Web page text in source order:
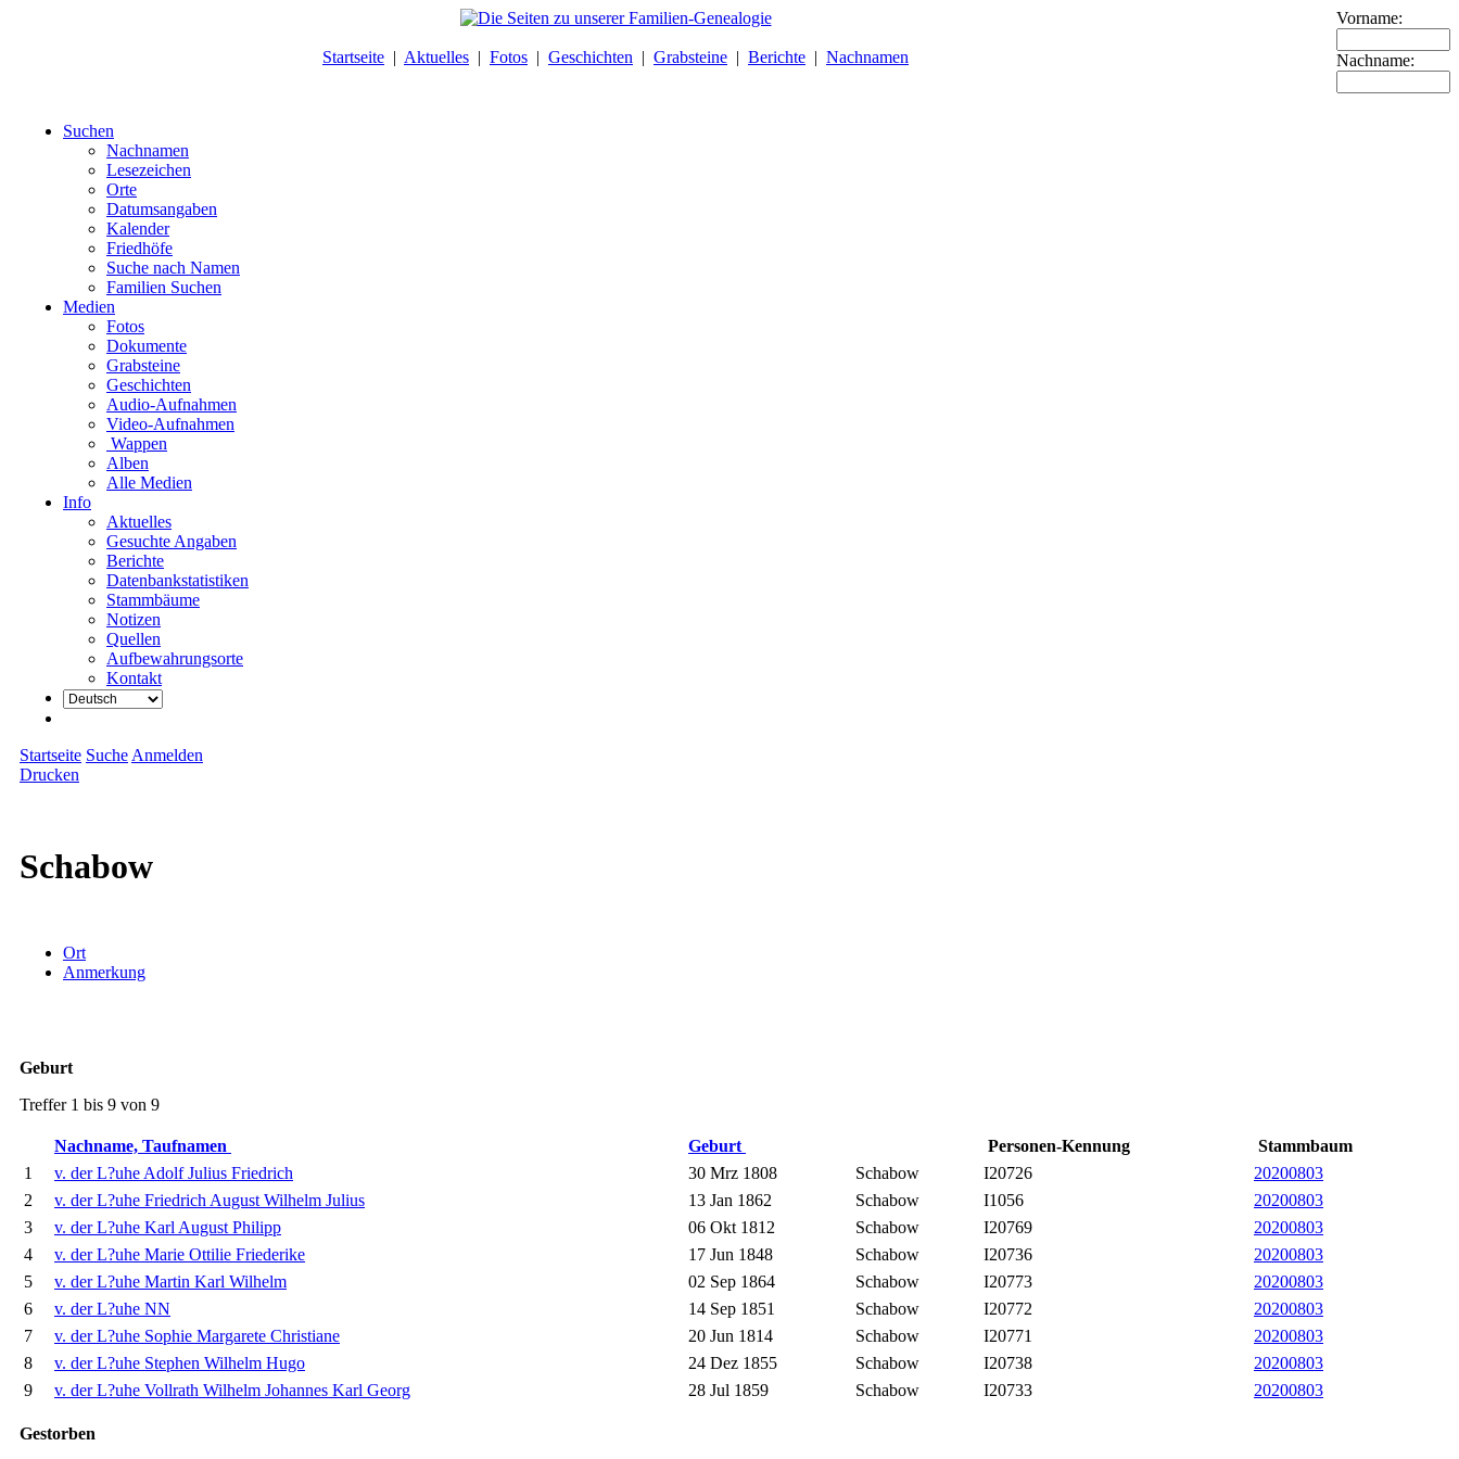
Startseite | Aktuelles | Fotos | Geschichten | Grabsteine | Berichte | Nachnamen
Vorname:
Nachname:
Suchen
Nachnamen
Lesezeichen
Orte
Datumsangaben
Kalender
Friedhöfe
Suche nach Namen
Familien Suchen
Medien
Fotos
Dokumente
Grabsteine
Geschichten
Audio-Aufnahmen
Video-Aufnahmen
Wappen
Alben
Alle Medien
Info
Aktuelles
Gesuchte Angaben
Berichte
Datenbankstatistiken
Stammbäume
Notizen
Quellen
Aufbewahrungsorte
Kontakt
Startseite Suche Anmelden
Drucken
Schabow
Ort
Anmerkung
Geburt
Treffer 1 bis 9 von 9
Nachname, Taufnamen Geburt Personen-Kennung
Stammbaum
1
v. der L?uhe Adolf Julius Friedrich 30 Mrz 1808 Schabow I20726
20200803
2
v. der L?uhe Friedrich August Wilhelm Julius 13 Jan 1862 Schabow I1056
20200803
3
v. der L?uhe Karl August Philipp 06 Okt 1812 Schabow I20769
20200803
4
v. der L?uhe Marie Ottilie Friederike 17 Jun 1848 Schabow I20736
20200803
5
v. der L?uhe Martin Karl Wilhelm 02 Sep 1864 Schabow I20773
20200803
6
v. der L?uhe NN 14 Sep 1851 Schabow I20772
20200803
7
v. der L?uhe Sophie Margarete Christiane 20 Jun 1814 Schabow I20771
20200803
8
v. der L?uhe Stephen Wilhelm Hugo 24 Dez 1855 Schabow I20738
20200803
9
v. der L?uhe Vollrath Wilhelm Johannes Karl Georg 28 Jul 1859 Schabow I20733 20200803
Gestorben